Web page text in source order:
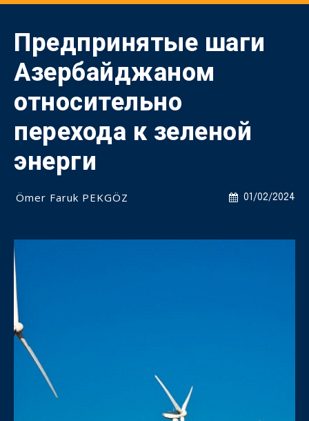
Предпринятые шаги
Азербайджаном
относительно
перехода к зеленой
энерги
01/02/2024
Ömer Faruk PEKGÖZ